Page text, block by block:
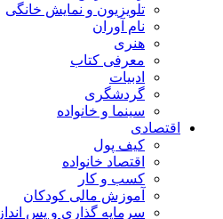
تلویزیون و نمایش خانگی
نام آوران
هنری
معرفی کتاب
ادبیات
گردشگری
سینما و خانواده
اقتصادی
کیف پول
اقتصاد خانواده
کسب و کار
آموزش مالی کودکان
سرمایه گذاری و پس انداز